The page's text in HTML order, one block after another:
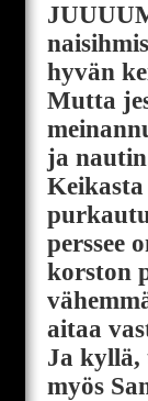
hyvän
Mutta
ja
perssee
korston
aitaa
Ja kyllä,
myös